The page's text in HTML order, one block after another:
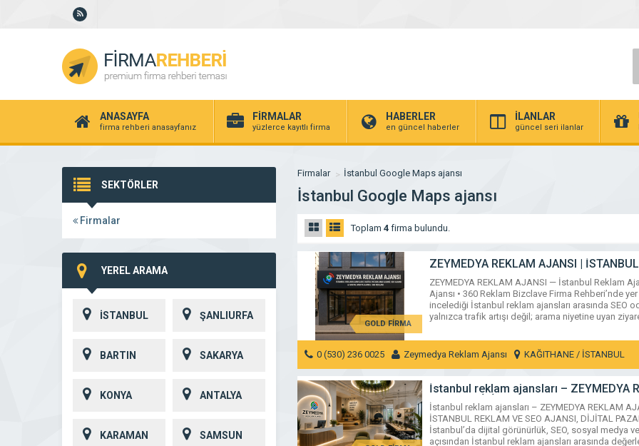
ANASAYFA
firma rehberi anasayfanız
FİRMALAR
yüzlerce kayıtlı firma
HABERLER
en güncel haberler
İLANLAR
güncel seri ilanlar
SEKTÖRLER
Firmalar
YEREL ARAMA
İSTANBUL ŞANLIURFA
BARTIN SAKARYA
KONYA ANTALYA
KARAMAN SAMSUN
Firmalar İstanbul Google Maps ajansı
İstanbul Google Maps ajansı
Toplam 4 firma bulundu.
GOLD FİRMA
ZEYMEDYA REKLAM AJANSI |
AJANSI, SEO AJANSI & SOSYAL MEDYA
ZEYMEDYA REKLAM AJANSI — İstanbul Reklam
Ajansı • 360 Reklam Bizclave Firma Rehberi’nde
incelediği İstanbul reklam ajansları arasında SEO
yalnızca trafik artışı değil; arama niyetine uyan
0 (530) 236 0025 Zeymedya Reklam Ajansı KAĞITHANE / İSTANBUL
İstanbul reklam ajansları – ZEYMEDYA
AJANSI, DİJİTAL PAZARLAMA AJANSI,
İstanbul reklam ajansları – ZEYMEDYA REKLAM
İSTANBUL REKLAM VE SEO AJANSI, DİJİTAL
İstanbul’da dijital görünürlük, SEO, sosyal medya
açısından İstanbul reklam ajansları arasında